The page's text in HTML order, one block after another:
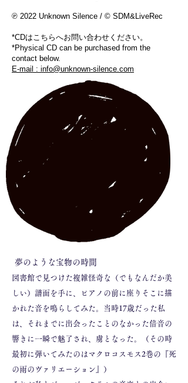
℗ 2022 Unknown Silence / © SDM&LiveRec
*CDはこちらへお問い合わせください。
*Physical CD can be purchased from the
contact below.
E-mail : info@unknown-silence.com
夢のような宝物の時間
図書館で見つけた複雑怪奇な（でもなんだか美
しい）譜面を手に、ピアノの前に座りそこに描
かれた音を鳴らしてみた。当時17歳だった私
は、それまでに出会ったことのなかった倍音の
響きに一瞬で魅了され、虜となった。（その時
最初に弾いてみたのはマクロコスモス2巻の『死
の雨のヴァリエーション』）